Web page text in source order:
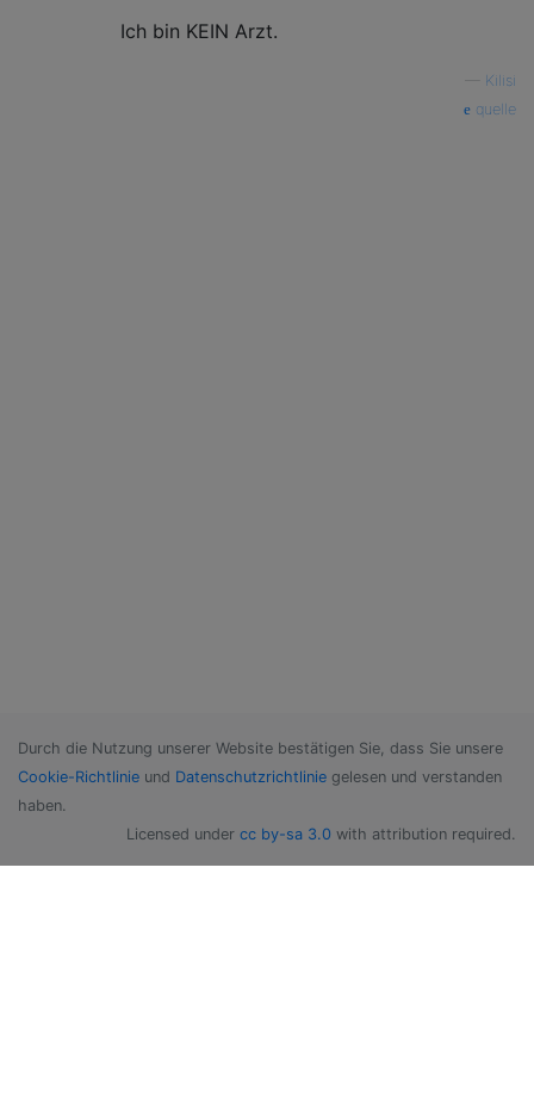
Ich bin KEIN Arzt.
Kilisi
quelle
Durch die Nutzung unserer Website bestätigen Sie, dass Sie unsere
Cookie-Richtlinie und Datenschutzrichtlinie gelesen und verstanden
haben.
Licensed under cc by-sa 3.0 with attribution required.